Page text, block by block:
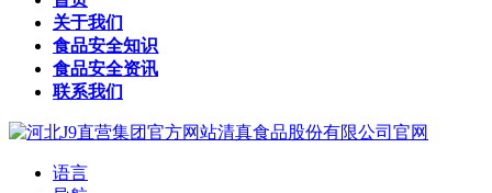
关于我们
食品安全知识
食品安全资讯
联系我们
语言